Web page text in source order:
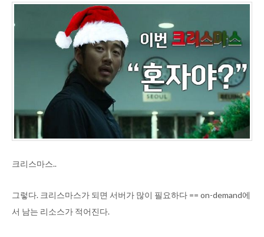
크리스마스..
그렇다. 크리스마스가 되면 서버가 많이 필요하다 == on-demand에
서 남는 리소스가 적어진다.